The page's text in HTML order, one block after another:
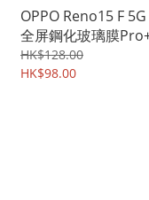
OPPO Reno15 F
全屏鋼化玻璃膜
指紋解鎖 強化玻璃貼
0819A
HK$128.00
HK$98.00